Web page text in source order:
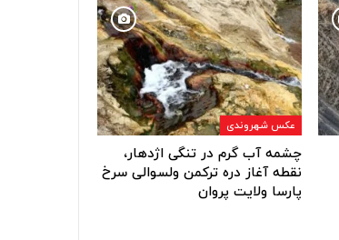
عکس شهروندی
چشمه آب گرم در تنگی اژدهار،
نقطه آغاز دره ترکمن ولسوالی سرخ
پارسا ولایت پروان